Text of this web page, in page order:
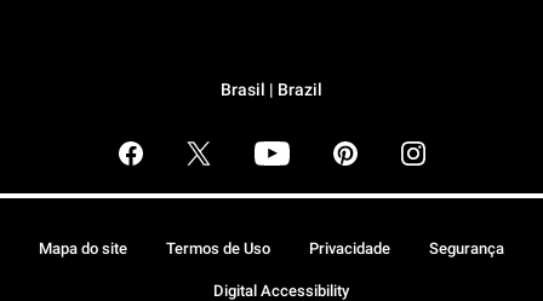
Brasil | Brazil
Mapa do site Termos de Uso Privacidade Segurança
Digital Accessibility